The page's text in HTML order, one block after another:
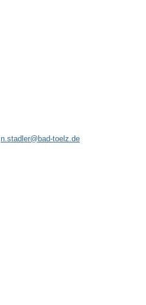
n.stadler@bad-toelz.de